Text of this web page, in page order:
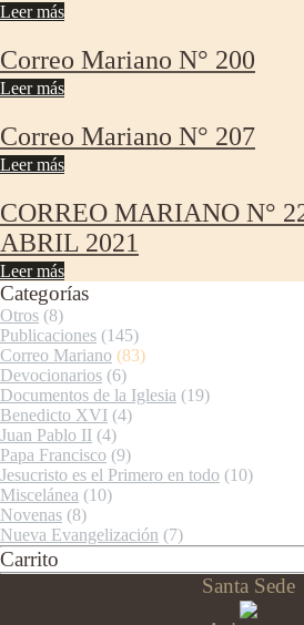
Leer más
Correo Mariano N° 200
Leer más
Correo Mariano N° 207
Leer más
CORREO MARIANO N°
ABRIL 2021
Leer más
Categorías
Otros (8)
Publicaciones (145)
Correo Mariano (83)
Devocionarios (6)
Documentos de la Iglesia (19)
Benedicto XVI (4)
Juan Pablo II (4)
Papa Francisco (9)
Jesucristo es el Primero en todo (10)
Miscelánea (10)
Novenas (8)
Nueva Evangelización (7)
Carrito
Santa Sede